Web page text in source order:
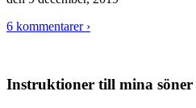
6 kommentarer ›
Instruktioner till mina söner